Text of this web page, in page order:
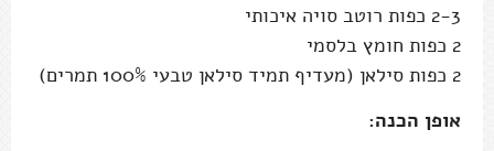
2-3 כפות רוטב סויה איכותי
2 כפות חומץ בלסמי
2 כפות סילאן (מעדיף תמיד סילאן טבעי 100% תמרים)
אופן הכנה: